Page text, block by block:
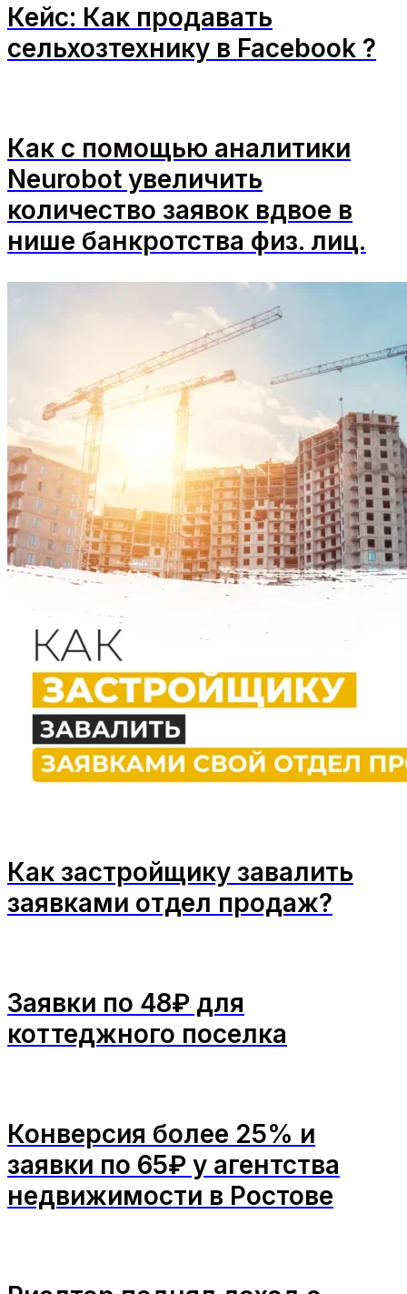
Кейс: Как продавать
сельхозтехнику в Facebook ?
Как с помощью аналитики
Neurobot увеличить
количество заявок вдвое в
нише банкротства физ. лиц.
Как застройщику завалить
заявками отдел продаж?
Заявки по 48₽ для
коттеджного поселка
Конверсия более 25% и
заявки по 65₽ у агентства
недвижимости в Ростове